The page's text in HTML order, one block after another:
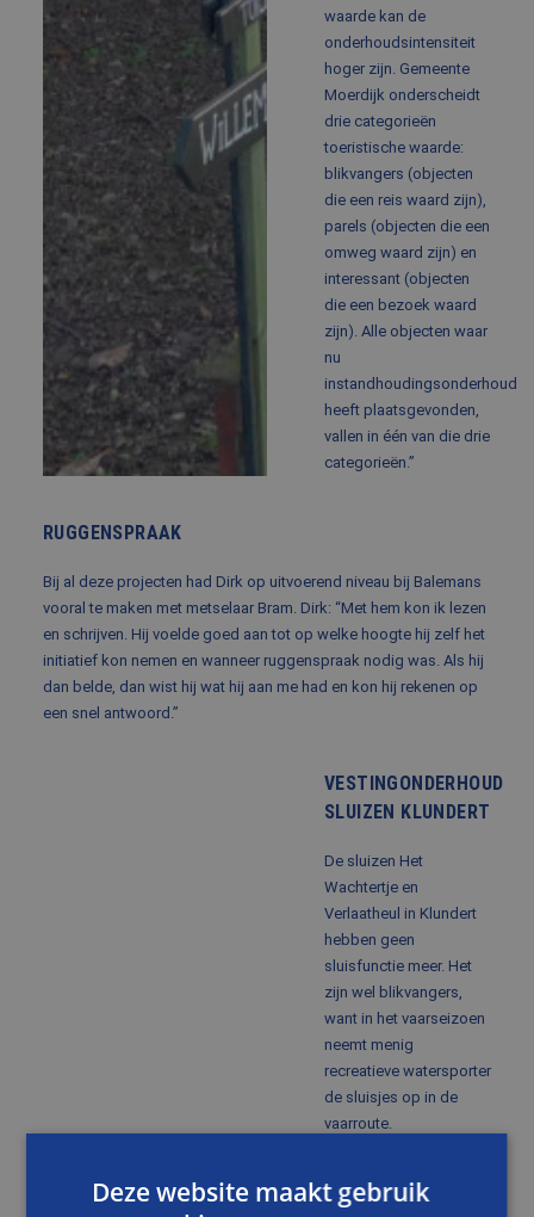
waarde kan de
onderhoudsintensiteit
hoger zijn. Gemeente
Moerdijk onderscheidt
drie categorieën
toeristische waarde:
blikvangers (objecten
die een reis waard zijn),
parels (objecten die een
omweg waard zijn) en
interessant (objecten
die een bezoek waard
zijn). Alle objecten waar
nu
instandhoudingsonderhoud
heeft plaatsgevonden,
vallen in één van die drie
categorieën.”
RUGGENSPRAAK
Bij al deze projecten had Dirk op uitvoerend niveau bij Balemans
vooral te maken met metselaar Bram. Dirk: “Met hem kon ik lezen
en schrijven. Hij voelde goed aan tot op welke hoogte hij zelf het
initiatief kon nemen en wanneer ruggenspraak nodig was. Als hij
dan belde, dan wist hij wat hij aan me had en kon hij rekenen op
een snel antwoord.”
VESTINGONDERHOUD
SLUIZEN KLUNDERT
De sluizen Het
Wachtertje en
Verlaatheul in Klundert
hebben geen
sluisfunctie meer. Het
zijn wel blikvangers,
want in het vaarseizoen
neemt menig
recreatieve watersporter
de sluisjes op in de
vaarroute.
Sluis Verlaatheul en
Sluis ’t Wachtertje
Deze website maakt gebruik